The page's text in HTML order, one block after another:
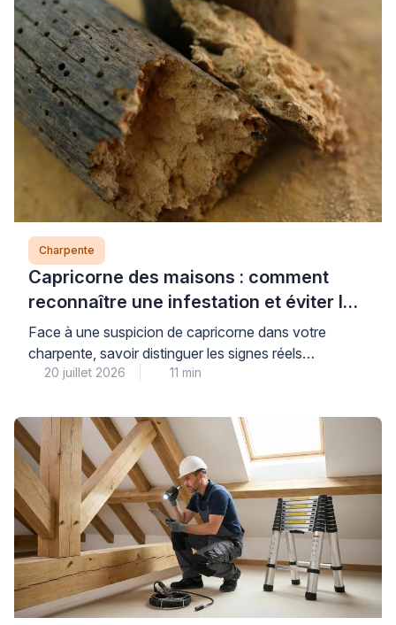
Charpente
Capricorne des maisons : comment
reconnaître une infestation et éviter les
arnaques
Face à une suspicion de capricorne dans votre
charpente, savoir distinguer les signes réels
d’infestation des diagnostics alarmistes vous protège
commerciales abusives. Ce petit coléoptère
xylophage, dont les larves se développent pendant
plusieurs années dans les bois résineux, nécessite
une identification précise avant d’envisager tout […]
20 juillet 2026 11 min